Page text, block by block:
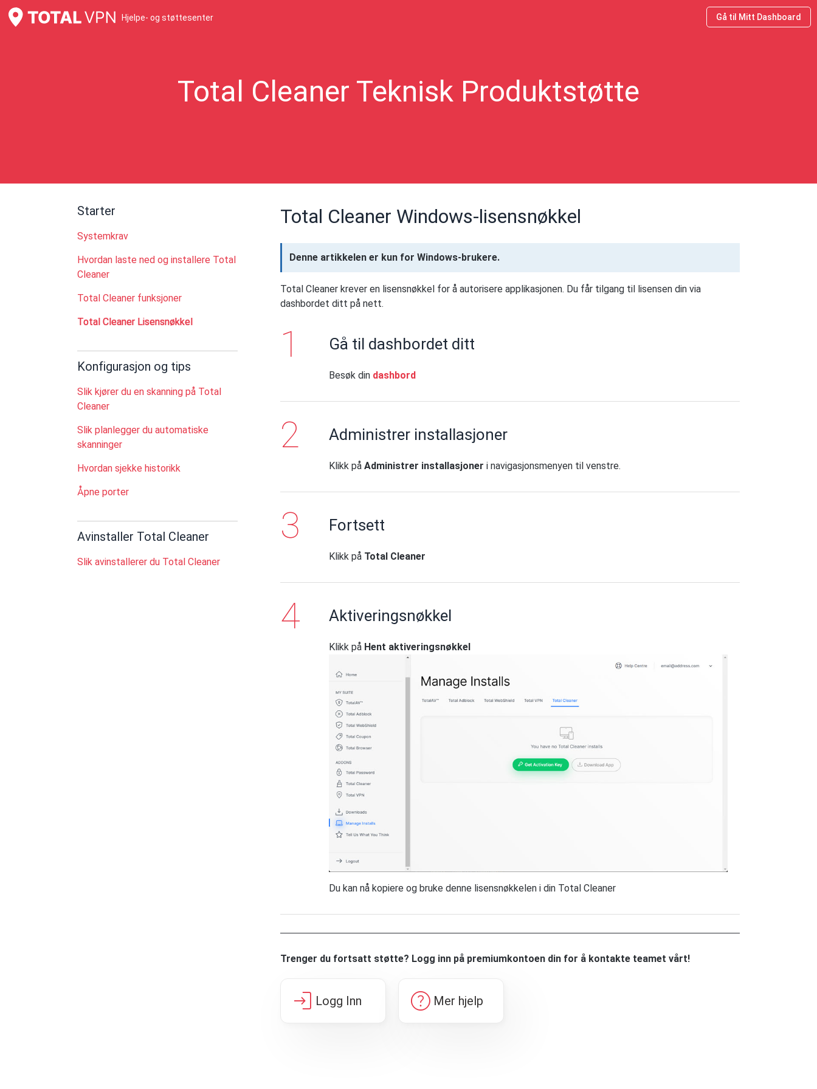
Hjelpe- og støttesenter Gå til Mitt Dashboard
Total Cleaner Teknisk Produktstøtte
Starter
Systemkrav
Hvordan laste ned og installere Total
Cleaner
Total Cleaner funksjoner
Total Cleaner Lisensnøkkel
Konfigurasjon og tips
Slik kjører du en skanning på Total
Cleaner
Slik planlegger du automatiske
skanninger
Hvordan sjekke historikk
Åpne porter
Avinstaller Total Cleaner
Slik avinstallerer du Total Cleaner
Total Cleaner Windows-lisensnøkkel
Denne artikkelen er kun for Windows-brukere.
Total Cleaner krever en lisensnøkkel for å autorisere applikasjonen. Du får tilgang til lisensen din via
dashbordet ditt på nett.
Gå til dashbordet ditt
Besøk din dashbord
Administrer installasjoner
Klikk påAdministrer installasjoner i navigasjonsmenyen til venstre.
Fortsett
Klikk på Total Cleaner
Aktiveringsnøkkel
Klikk på Hent aktiveringsnøkkel
Du kan nå kopiere og bruke denne lisensnøkkelen i din Total Cleaner
Trenger du fortsatt støtte? Logg inn på premiumkontoen din for å kontakte teamet vårt!
login Logg Inn help Mer hjelp